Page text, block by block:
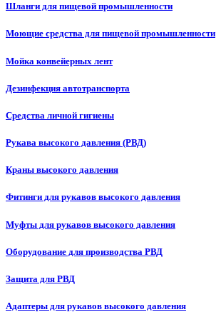
Шланги для пищевой промышленности
Моющие средства для пищевой промышленности
Мойка конвейерных лент
Дезинфекция автотранспорта
Средства личной гигиены
Рукава высокого давления (РВД)
Краны высокого давления
Фитинги для рукавов высокого давления
Муфты для рукавов высокого давления
Оборудование для производства РВД
Защита для РВД
Адаптеры для рукавов высокого давления